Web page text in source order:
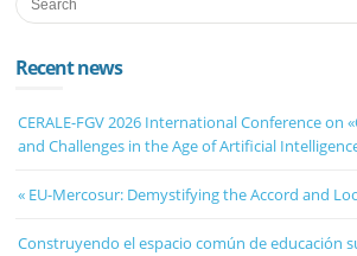
Recent news
CERALE-FGV 2026 International Conference on
and Challenges in the Age of Artificial
« EU-Mercosur: Demystifying the Accord and
Construyendo el espacio común de educación